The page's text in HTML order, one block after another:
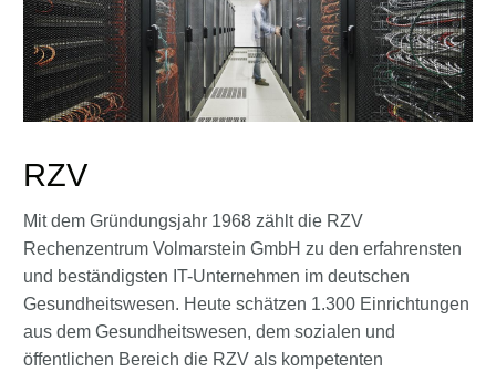
RZV
Mit dem Gründungsjahr 1968 zählt die RZV
Rechenzentrum Volmarstein GmbH zu den erfahrensten
und beständigsten IT-Unternehmen im deutschen
Gesundheitswesen. Heute schätzen 1.300 Einrichtungen
aus dem Gesundheitswesen, dem sozialen und
öffentlichen Bereich die RZV als kompetenten